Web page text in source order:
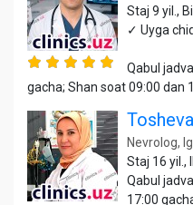
Staj 9 yil.,
✓ Uyga
Qabul
gacha; Shan soat 09:00 dan
Nevrolog,
Staj 16 yil.,
Qabul
17:00